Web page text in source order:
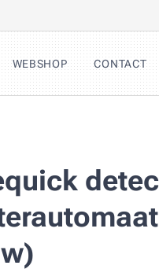
WEBSHOP CONTACT